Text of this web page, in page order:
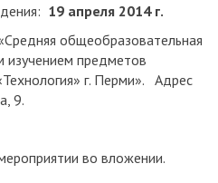
19 апреля 2014 г.
общеобразовательная
предметов
г. Перми». Адрес
9.
во вложении.